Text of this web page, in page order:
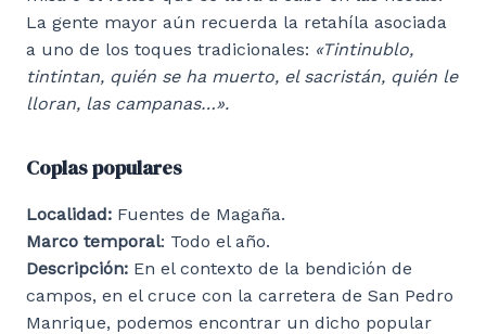
La gente mayor aún recuerda la retahíla asociada
a uno de los toques tradicionales: «Tintinublo,
tintintan, quién se ha muerto, el sacristán, quién le
lloran, las campanas…».
Coplas populares
Localidad: Fuentes de Magaña.
Marco temporal: Todo el año.
Descripción: En el contexto de la bendición de
campos, en el cruce con la carretera de San Pedro
Manrique, podemos encontrar un dicho popular